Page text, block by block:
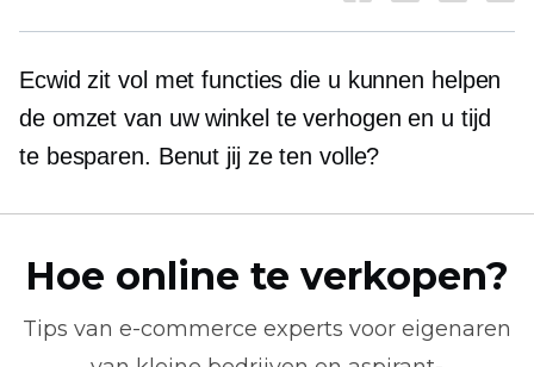
Ecwid zit vol met functies die u kunnen helpen
de omzet van uw winkel te verhogen en u tijd
te besparen. Benut jij ze ten volle?
Hoe online te verkopen?
Tips van e-commerce experts voor eigenaren